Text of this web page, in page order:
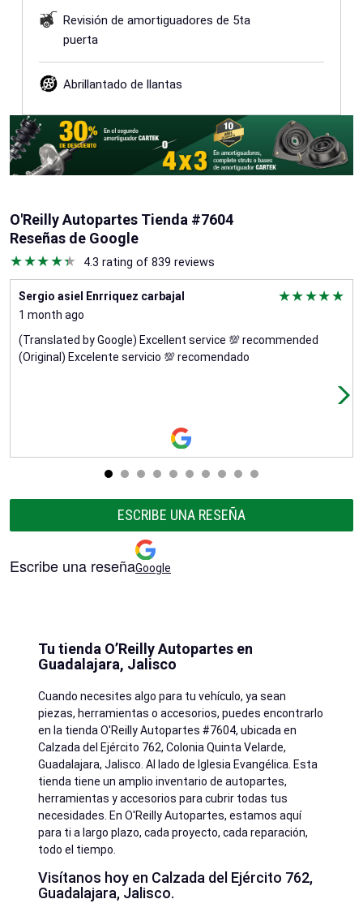
Revisión de amortiguadores de 5ta
puerta
Abrillantado de llantas
O'Reilly Autopartes Tienda #7604
Reseñas de Google
4.3 rating of 839 reviews
Sergio asiel Enrriquez carbajal
1 month ago
(Translated by Google) Excellent service 💯 recommended
(Original) Excelente servicio 💯 recomendado
ESCRIBE UNA RESEÑA
Escribe una reseñaGoogle
Tu tienda O’Reilly Autopartes en
Guadalajara, Jalisco
Cuando necesites algo para tu vehículo, ya sean
piezas, herramientas o accesorios, puedes encontrarlo
en la tienda O'Reilly Autopartes #7604, ubicada en
Calzada del Ejército 762, Colonia Quinta Velarde,
Guadalajara, Jalisco. Al lado de Iglesia Evangélica. Esta
tienda tiene un amplio inventario de autopartes,
herramientas y accesorios para cubrir todas tus
necesidades. En O'Reilly Autopartes, estamos aquí
para ti a largo plazo, cada proyecto, cada reparación,
todo el tiempo.
Visítanos hoy en Calzada del Ejército 762,
Guadalajara, Jalisco.